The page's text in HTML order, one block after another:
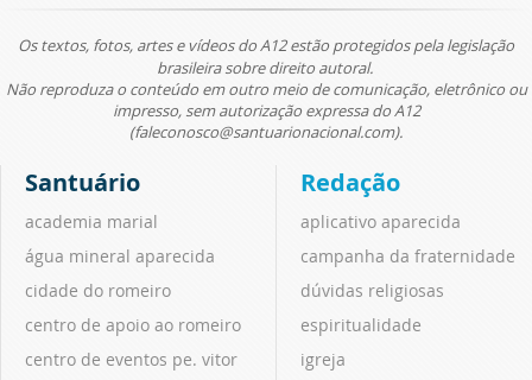
Os textos, fotos, artes e vídeos do A12 estão protegidos pela legislação
brasileira sobre direito autoral.
Não reproduza o conteúdo em outro meio de comunicação, eletrônico ou
impresso, sem autorização expressa do A12
(faleconosco@santuarionacional.com).
Santuário
academia marial
água mineral aparecida
cidade do romeiro
centro de apoio ao romeiro
centro de eventos pe. vitor
Redação
aplicativo aparecida
campanha da fraternidade
dúvidas religiosas
espiritualidade
igreja